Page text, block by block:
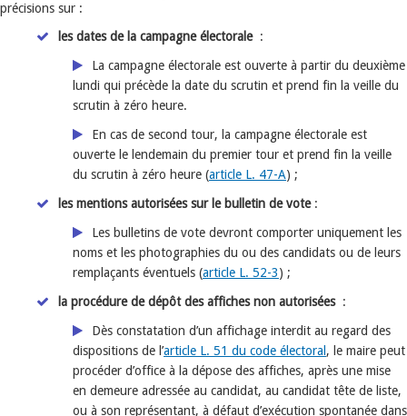
précisions sur :
les dates de la campagne électorale:
La campagne électorale est ouverte à partir du deuxième
lundi qui précède la date du scrutin et prend fin la veille du
scrutin à zéro heure.
En cas de second tour, la campagne électorale est
ouverte le lendemain du premier tour et prend fin la veille
du scrutin à zéro heure (article L. 47-A) ;
les mentions autorisées sur le bulletin de vote:
Les bulletins de vote devront comporter uniquement les
noms et les photographies du ou des candidats ou de leurs
remplaçants éventuels (article L. 52-3) ;
la procédure de dépôt des affiches non autorisées:
Dès constatation d’un affichage interdit au regard des
dispositions de l’article L. 51 du code électoral , le maire peut
procéder d’office à la dépose des affiches, après une mise
en demeure adressée au candidat, au candidat tête de liste,
ou à son représentant, à défaut d’exécution spontanée dans